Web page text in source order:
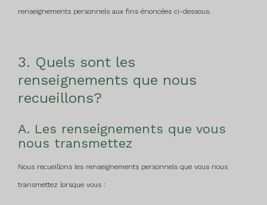
renseignements personnels aux fins énoncées ci-dessous.
3. Quels sont les
renseignements que nous
recueillons?
A. Les renseignements que vous
nous transmettez
Nous recueillons les renseignements personnels que vous nous
transmettez lorsque vous :